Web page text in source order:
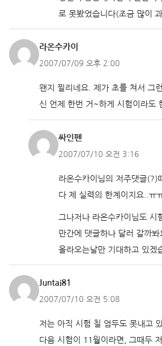
로 못봤었습니다(조금 많이
라온수카이
2007/07/09 오후 2:00
왠지 찔리네요. 제가 초를 쳐서 그
신 언제 한번 거~하게 시험이라도
싸인펜
2007/07/10 오전 3:16
라온수카이님의 저주댓글(?)
다 제 실력의 한계이지요..ㅠ
그나저나 라온수카이님도 시
만간에 댓글하나 달러 갈까봐
올라오는날만 기대하고 있겠
Juntai81
2007/07/10 오전 5:08
저는 아직 시험 칠 엄두도 못내고
다음 시험이 11월이라면, 그때두